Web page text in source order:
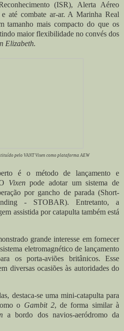
(ISR), Alerta Aéreo
até combate ar-ar. A Marinha Real
tamanho mais compacto do que os
maior flexibilidade no convés dos
Elizabeth.
pelo VANT Vixen como plataforma AEW
é o método de lançamento e
Vixenpode adotar um sistema de
por gancho de parada (Short-
- STOBAR). Entretanto, a
assistida por catapulta também está
grande interesse em fornecer
eletromagnético de lançamento
os porta-aviões britânicos. Esse
diversas ocasiões às autoridades do
destaca-se uma mini-catapulta para
o Gambit 2, de forma similar à
a bordo dos navios-aeródromo da